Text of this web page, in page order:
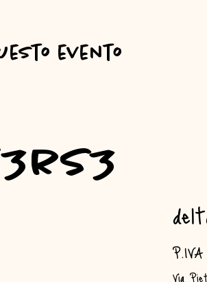
evento
Via